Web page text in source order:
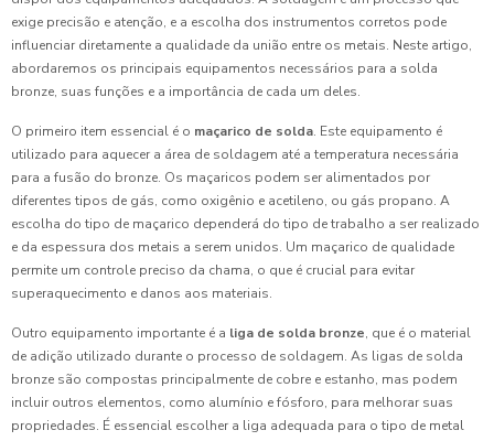
exige precisão e atenção, e a escolha dos instrumentos corretos pode
influenciar diretamente a qualidade da união entre os metais. Neste artigo,
abordaremos os principais equipamentos necessários para a solda
bronze, suas funções e a importância de cada um deles.
O primeiro item essencial é o maçarico de solda. Este equipamento é
utilizado para aquecer a área de soldagem até a temperatura necessária
para a fusão do bronze. Os maçaricos podem ser alimentados por
diferentes tipos de gás, como oxigênio e acetileno, ou gás propano. A
escolha do tipo de maçarico dependerá do tipo de trabalho a ser realizado
e da espessura dos metais a serem unidos. Um maçarico de qualidade
permite um controle preciso da chama, o que é crucial para evitar
superaquecimento e danos aos materiais.
Outro equipamento importante é a liga de solda bronze, que é o material
de adição utilizado durante o processo de soldagem. As ligas de solda
bronze são compostas principalmente de cobre e estanho, mas podem
incluir outros elementos, como alumínio e fósforo, para melhorar suas
propriedades. É essencial escolher a liga adequada para o tipo de metal